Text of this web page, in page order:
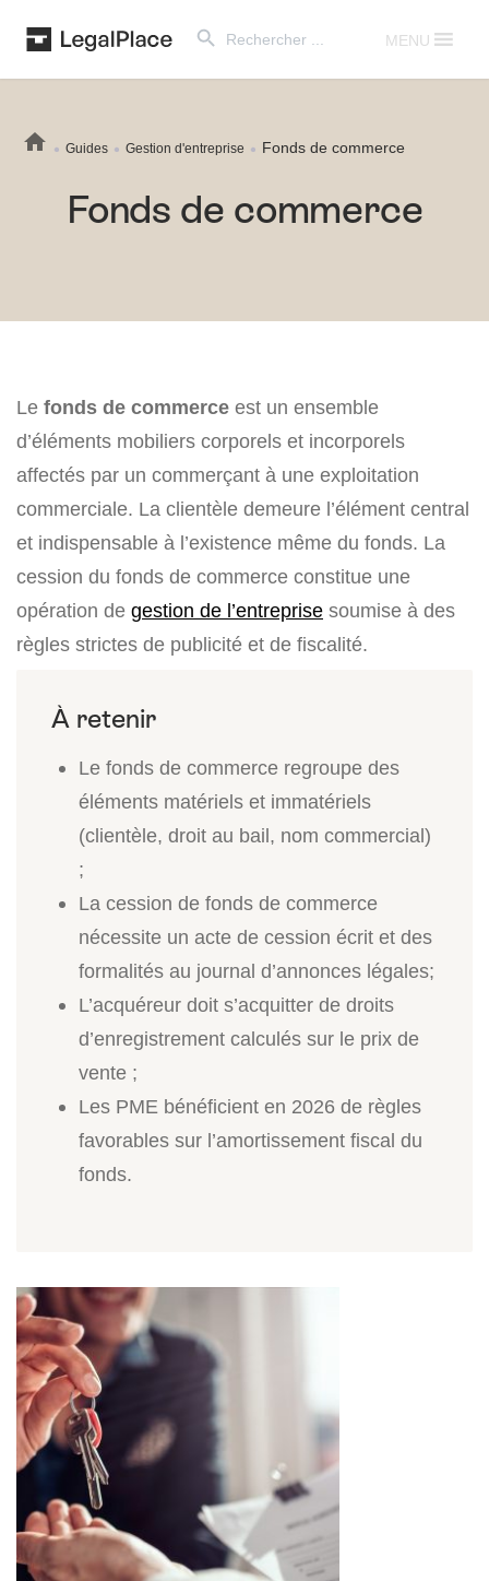
for:
MENU
Guides Gestion d'entreprise Fonds de commerce
Fonds de commerce
Le fonds de commerce est un ensemble
d’éléments mobiliers corporels et incorporels
affectés par un commerçant à une exploitation
commerciale. La clientèle demeure l’élément central
et indispensable à l’existence même du fonds. La
cession du fonds de commerce constitue une
opération de gestion de l’entreprise soumise à des
règles strictes de publicité et de fiscalité.
Le fonds de commerce regroupe des
éléments matériels et immatériels
(clientèle, droit au bail, nom commercial)
;
La cession de fonds de commerce
nécessite un acte de cession écrit et des
formalités au journal d’annonces légales;
L’acquéreur doit s’acquitter de droits
d’enregistrement calculés sur le prix de
vente ;
Les PME bénéficient en 2026 de règles
favorables sur l’amortissement fiscal du
fonds.